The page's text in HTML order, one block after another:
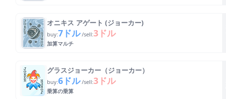
オニキス アゲート (ジョーカー)
buy:7ドル /sell:3ドル
加算マルチ
グラスジョーカー（ジョーカー）
buy:6ドル /sell:3ドル
乗算の乗算